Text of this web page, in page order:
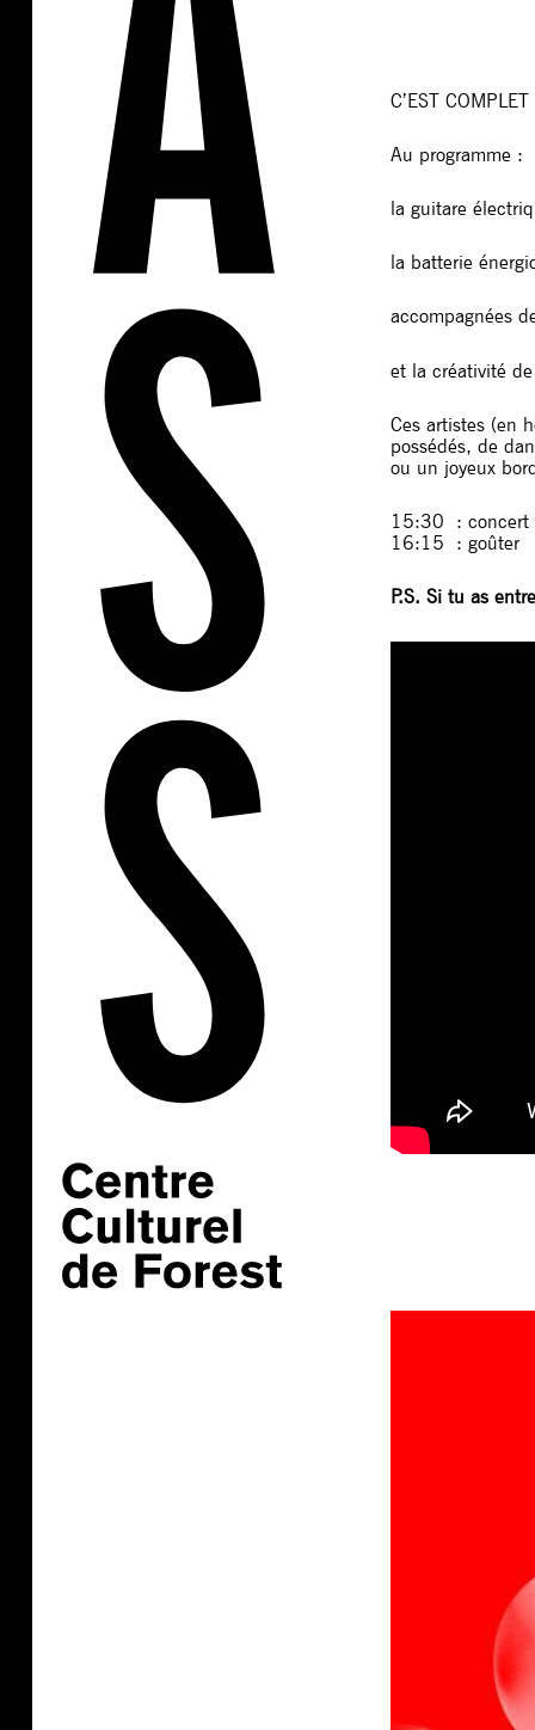
C’EST
Au programme :
la guitare
la batterie
accompagnées
et la créativité
Ces artistes (en
possédés, de
ou un joyeux
15:30 : concert
16:15 : goûter
P.S. Si tu as